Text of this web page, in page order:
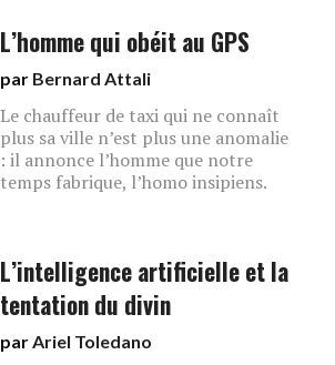
L’homme qui obéit au GPS
par Bernard Attali
Le chauffeur de taxi qui ne connaît
plus sa ville n’est plus une anomalie
: il annonce l’homme que notre
temps fabrique, l’homo insipiens.
L’intelligence artificielle et la
tentation du divin
parAriel Toledano